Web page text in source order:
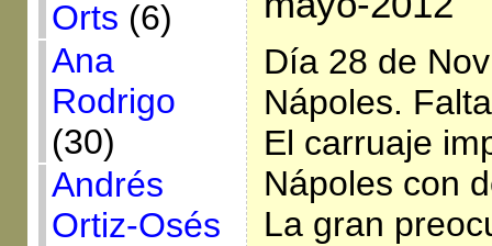
Orts (6)
Ana
Rodrigo
(30)
Andrés
Ortiz-Osés
Día 28 de
Nápoles.
El carruaje
Nápoles con
La gran